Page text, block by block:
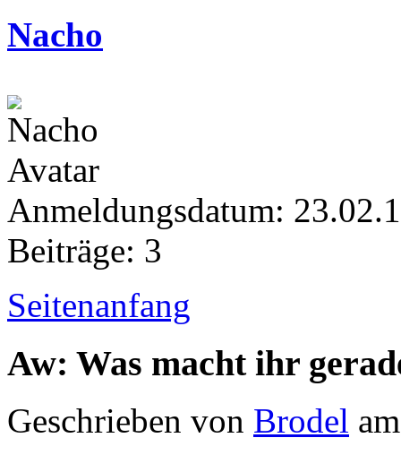
Nacho
Anmeldungsdatum:
Beiträge: 3
Seitenanfang
Aw: Was macht ihr
Geschrieben von Brodel